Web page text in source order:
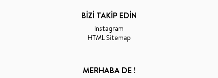
BİZİ TAKİP EDİN
Instagram
HTML Sitemap
MERHABA DE !